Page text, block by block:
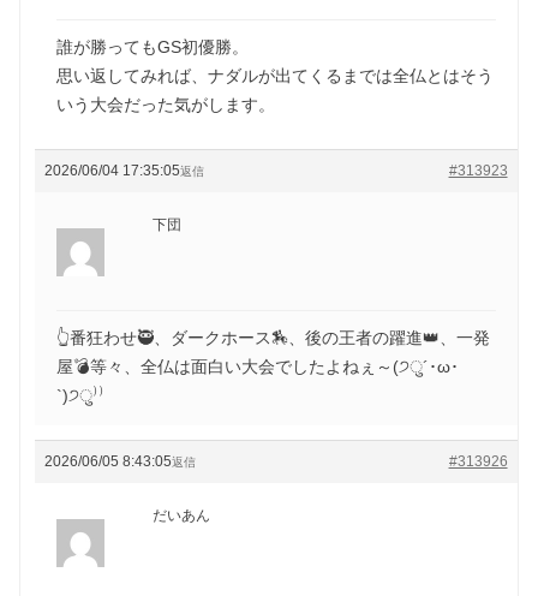
誰が勝ってもGS初優勝。
思い返してみれば、ナダルが出てくるまでは全仏とはそう
いう大会だった気がします。
2026/06/04 17:35:05 #313923
返信
下団
👆番狂わせ🥷、ダークホース🏇、後の王者の躍進👑、一発
屋💣等々、全仏は面白い大会でしたよねぇ～(੭ु´･ω･
`)੭ु⁾⁾
2026/06/05 8:43:05 #313926
返信
だいあん